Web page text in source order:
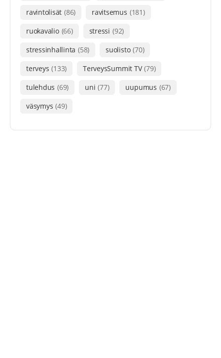
ravintolisät (86) ravitsemus (181)
ruokavalio (66) stressi (92)
stressinhallinta (58) suolisto (70)
terveys (133) TerveysSummit TV (79)
tulehdus (69) uni (77) uupumus (67)
väsymys (49)